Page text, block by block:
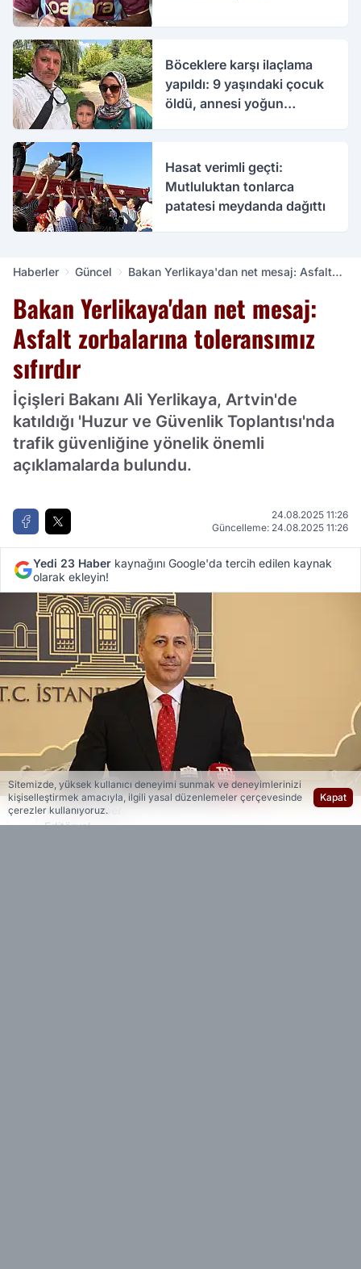
Böceklere karşı ilaçlama
yapıldı: 9 yaşındaki çocuk
öldü, annesi yoğun
Hasat verimli geçti:
Mutluluktan tonlarca
patatesi meydanda dağıttı
Haberler Güncel
Bakan Yerlikaya'dan net mesaj: Asfalt
Bakan Yerlikaya'dan net mesaj:
Asfalt zorbalarına toleransımız
sıfırdır
İçişleri Bakanı Ali Yerlikaya, Artvin'de
katıldığı 'Huzur ve Güvenlik Toplantısı'nda
trafik güvenliğine yönelik önemli
açıklamalarda bulundu.
24.08.2025 11:26
Güncelleme: 24.08.2025 11:26
Yedi 23 Haber kaynağını Google'da tercih edilen kaynak
olarak ekleyin!
Yedi 23 Haber
Editöryal
Sitemizde, yüksek kullanıcı deneyimi sunmak ve deneyimlerinizi
kişiselleştirmek amacıyla, ilgili yasal düzenlemeler çerçevesinde
çerezler kullanıyoruz.
Kapat